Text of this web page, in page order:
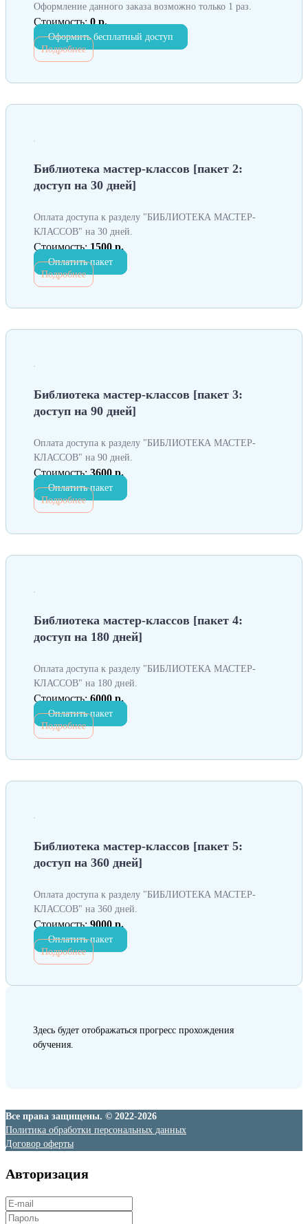
Оформление данного заказа возможно только 1 раз.
Стоимость: 0 р.
Оформить бесплатный доступ
Подробнее
Библиотека мастер-классов [пакет 2:
доступ на 30 дней]
Оплата доступа к разделу "БИБЛИОТЕКА МАСТЕР-
КЛАССОВ" на 30 дней.
Стоимость: 1500 р.
Оплатить пакет
Подробнее
Библиотека мастер-классов [пакет 3:
доступ на 90 дней]
Оплата доступа к разделу "БИБЛИОТЕКА МАСТЕР-
КЛАССОВ" на 90 дней.
Стоимость: 3600 р.
Оплатить пакет
Подробнее
Библиотека мастер-классов [пакет 4:
доступ на 180 дней]
Оплата доступа к разделу "БИБЛИОТЕКА МАСТЕР-
КЛАССОВ" на 180 дней.
Стоимость: 6000 р.
Оплатить пакет
Подробнее
Библиотека мастер-классов [пакет 5:
доступ на 360 дней]
Оплата доступа к разделу "БИБЛИОТЕКА МАСТЕР-
КЛАССОВ" на 360 дней.
Стоимость: 9000 р.
Оплатить пакет
Подробнее
Здесь будет отображаться прогресс прохождения
обучения.
Все права защищены. © 2022-2026
Политика обработки персональных данных
Договор оферты
Авторизация